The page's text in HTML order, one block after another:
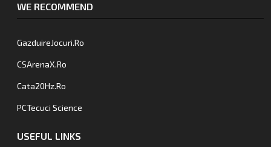
WE RECOMMEND
GazduireJocuri.Ro
CSArenaX.Ro
Cata20Hz.Ro
PCTecuci Science
USEFUL LINKS